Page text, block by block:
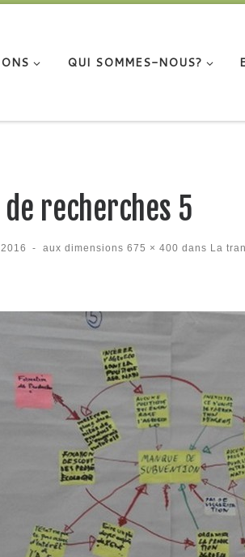
QUI SOMMES-NOUS?
recherches 5
- aux dimensions 675 × 400 dans La